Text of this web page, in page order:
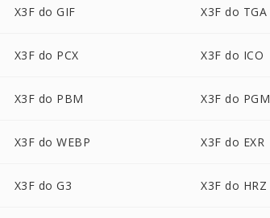
X3F do GIF X3F do TGA
X3F do PCX X3F do ICO
X3F do PBM X3F do PGM
X3F do WEBP X3F do EXR
X3F do G3 X3F do HRZ